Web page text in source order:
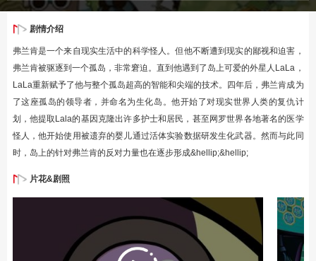
剧情介绍
弗兰肯是一个来自现实生活中的科学怪人。但他不断遭到现实的鄙视和迫害，
弗兰肯被驱逐到一个孤岛，非常窘迫。直到他遇到了岛上可爱的外星人LaLa，
LaLa重新赋予了他与整个孤岛超高的智能和尖端的技术。四年后，弗兰肯成为
了这座孤岛的领导者，并命名为生化岛。他开始了对现实世界人类的复仇计
划，他提取Lala的基因克隆出许多护士和居民，甚至网罗世界各地著名的医学
怪人，他开始使用被遗弃的婴儿通过活体实验数据研发生化武器。然而与此同
时，岛上的针对弗兰肯的反对力量也在逐步形成&hellip;&hellip;
片花&剧照